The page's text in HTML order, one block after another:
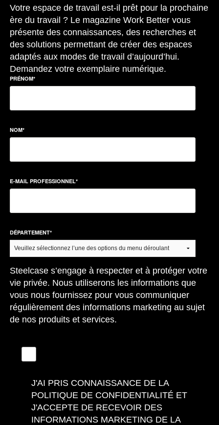
Votre espace de travail est-il prêt pour la prochaine
ère du travail ? Le magazine Work Better vous
présente des connaissances, des recherches et
des solutions permettant de créer des espaces
adaptés aux modes de travail d’aujourd’hui.
Demandez votre exemplaire numérique.
PRÉNOM*
NOM*
E-MAIL PROFESSIONNEL*
DÉPARTEMENT*
Steelcase s’engage à respecter et à protéger votre
vie privée. Nous utiliserons les informations que
vous nous fournissez pour vous communiquer
régulièrement des informations marketing au sujet
de nos produits et services.
J'AI PRIS CONNAISSANCE DE LA
POLITIQUE DE CONFIDENTIALITÉ ET
J'ACCEPTE DE RECEVOIR DES
INFORMATIONS MARKETING DE LA